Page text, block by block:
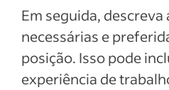
Em seguida, descreva
necessárias e
posição. Isso pode
experiência de